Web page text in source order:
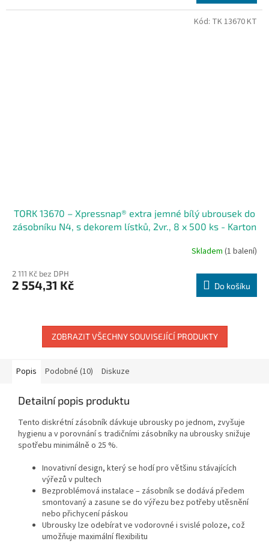
TORK 13670 – Xpressnap® extra jemné bílý ubrousek do
zásobníku N4, s dekorem lístků, 2vr., 8 x 500 ks - Karton
Skladem (1 balení)
2 111 Kč bez DPH
2 554,31 Kč Do košíku
Kód: TK 13670 KT
ZOBRAZIT VŠECHNY SOUVISEJÍCÍ PRODUKTY
Popis Podobné (10) Diskuze
Detailní popis produktu
Tento diskrétní zásobník dávkuje ubrousky po jednom, zvyšuje
hygienu a v porovnání s tradičními zásobníky na ubrousky snižuje
spotřebu minimálně o 25 %.
Inovativní design, který se hodí pro většinu stávajících
výřezů v pultech
Bezproblémová instalace – zásobník se dodává předem
smontovaný a zasune se do výřezu bez potřeby utěsnění
nebo přichycení páskou
Ubrousky lze odebírat ve vodorovné i svislé poloze, což
umožňuje maximální flexibilitu